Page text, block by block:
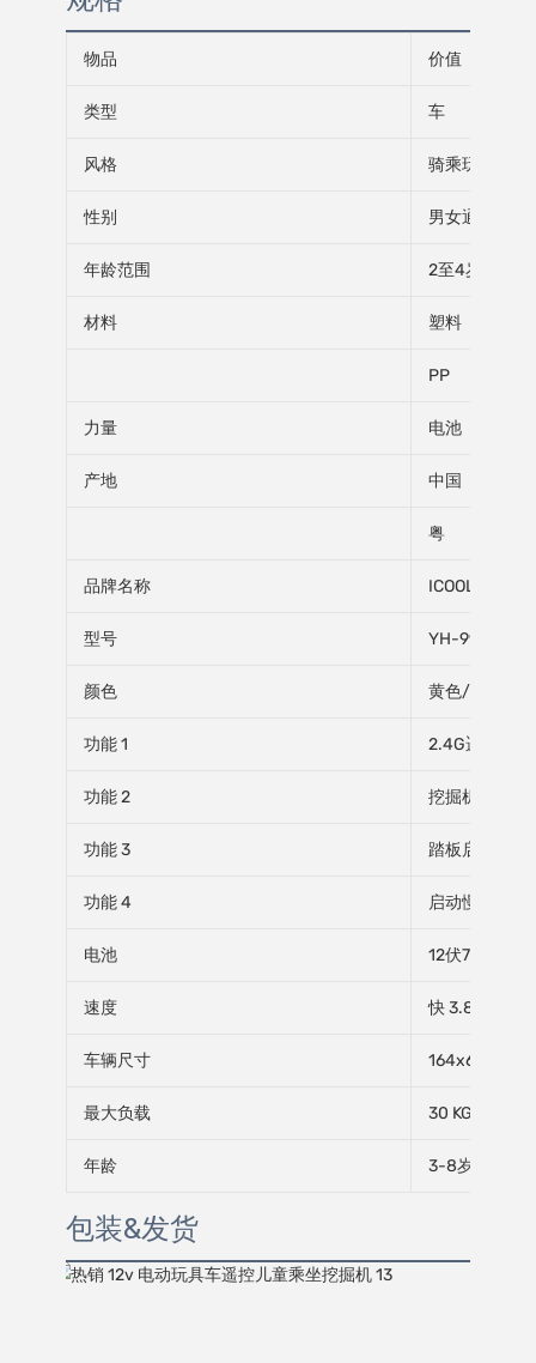
物品 价值
类型 车
风格 骑乘玩具
性别 男女通用的
年龄范围 2至4岁, 5至7
材料 塑料
PP
力量 电池
产地 中国
粤
品牌名称 ICOOL
型号 YH-99177
颜色 黄色/橙色
功能 1 2.4G遥控及
功能 2 挖掘机可以通
功能 3 踏板启动&刹
功能 4 启动慢加速&
电池 12伏7安时
速度 快 3.8 公里/
车辆尺寸 164x68x108
最大负载 30 KGS
年龄 3-8岁
包装&发货